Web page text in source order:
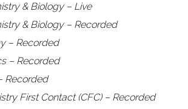
& Biology – Live
& Biology – Recorded
– Recorded
– Recorded
Recorded
First Contact (CFC) – Recorded